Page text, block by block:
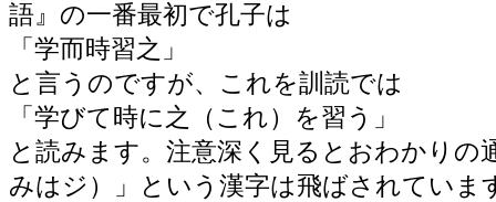
語』の一番最初で孔子は
「学而時習之」
と言うのですが、これを訓読では
「学びて時に之（これ）を習う」
と読みます。注意深く見るとおわかりの
みはジ）」という漢字は飛ばされていま